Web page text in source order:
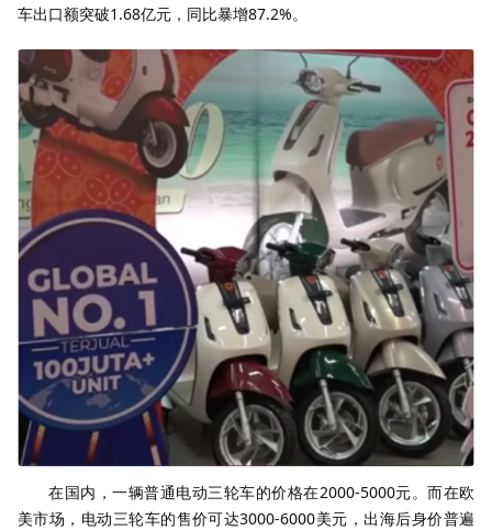
车出口额突破1.68亿元，同比暴增87.2%。
在国内，一辆普通电动三轮车的价格在2000-5000元。而在欧
美市场，电动三轮车的售价可达3000-6000美元，出海后身价普遍